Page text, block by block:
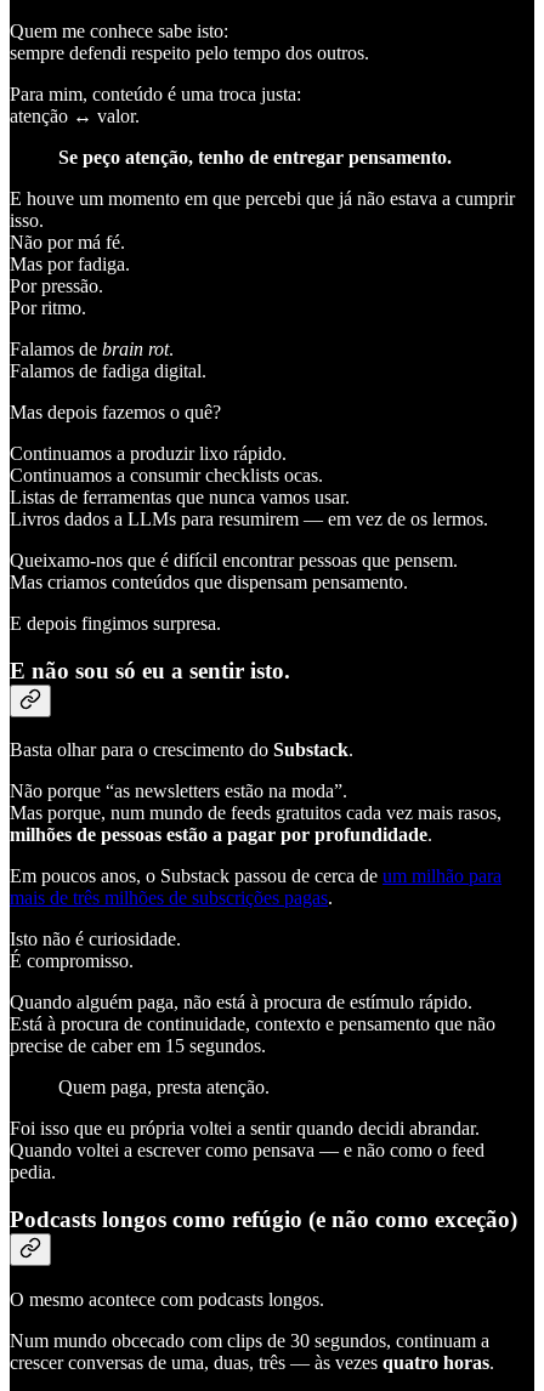
Quem me conhece sabe isto:
sempre defendi respeito pelo tempo dos outros.
Para mim, conteúdo é uma troca justa:
atenção ↔ valor.
Se peço atenção, tenho de entregar pensamento.
E houve um momento em que percebi que já não estava a cumprir
isso.
Não por má fé.
Mas por fadiga.
Por pressão.
Por ritmo.
Falamos de brain rot.
Falamos de fadiga digital.
Mas depois fazemos o quê?
Continuamos a produzir lixo rápido.
Continuamos a consumir checklists ocas.
Listas de ferramentas que nunca vamos usar.
Livros dados a LLMs para resumirem — em vez de os lermos.
Queixamo-nos que é difícil encontrar pessoas que pensem.
Mas criamos conteúdos que dispensam pensamento.
E depois fingimos surpresa.
E não sou só eu a sentir isto.
Basta olhar para o crescimento do Substack.
Não porque “as newsletters estão na moda”.
Mas porque, num mundo de feeds gratuitos cada vez mais rasos,
milhões de pessoas estão a pagar por profundidade.
Em poucos anos, o Substack passou de cerca de um milhão para
mais de três milhões de subscrições pagas.
Isto não é curiosidade.
É compromisso.
Quando alguém paga, não está à procura de estímulo rápido.
Está à procura de continuidade, contexto e pensamento que não
precise de caber em 15 segundos.
Quem paga, presta atenção.
Foi isso que eu própria voltei a sentir quando decidi abrandar.
Quando voltei a escrever como pensava — e não como o feed
pedia.
Podcasts longos como refúgio (e não como exceção)
O mesmo acontece com podcasts longos.
Num mundo obcecado com clips de 30 segundos, continuam a
crescer conversas de uma, duas, três — às vezes quatro horas.